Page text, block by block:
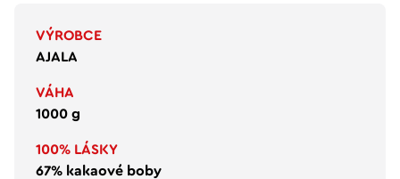
VÝROBCE
AJALA
VÁHA
1000 g
100% LÁSKY
67% kakaové boby